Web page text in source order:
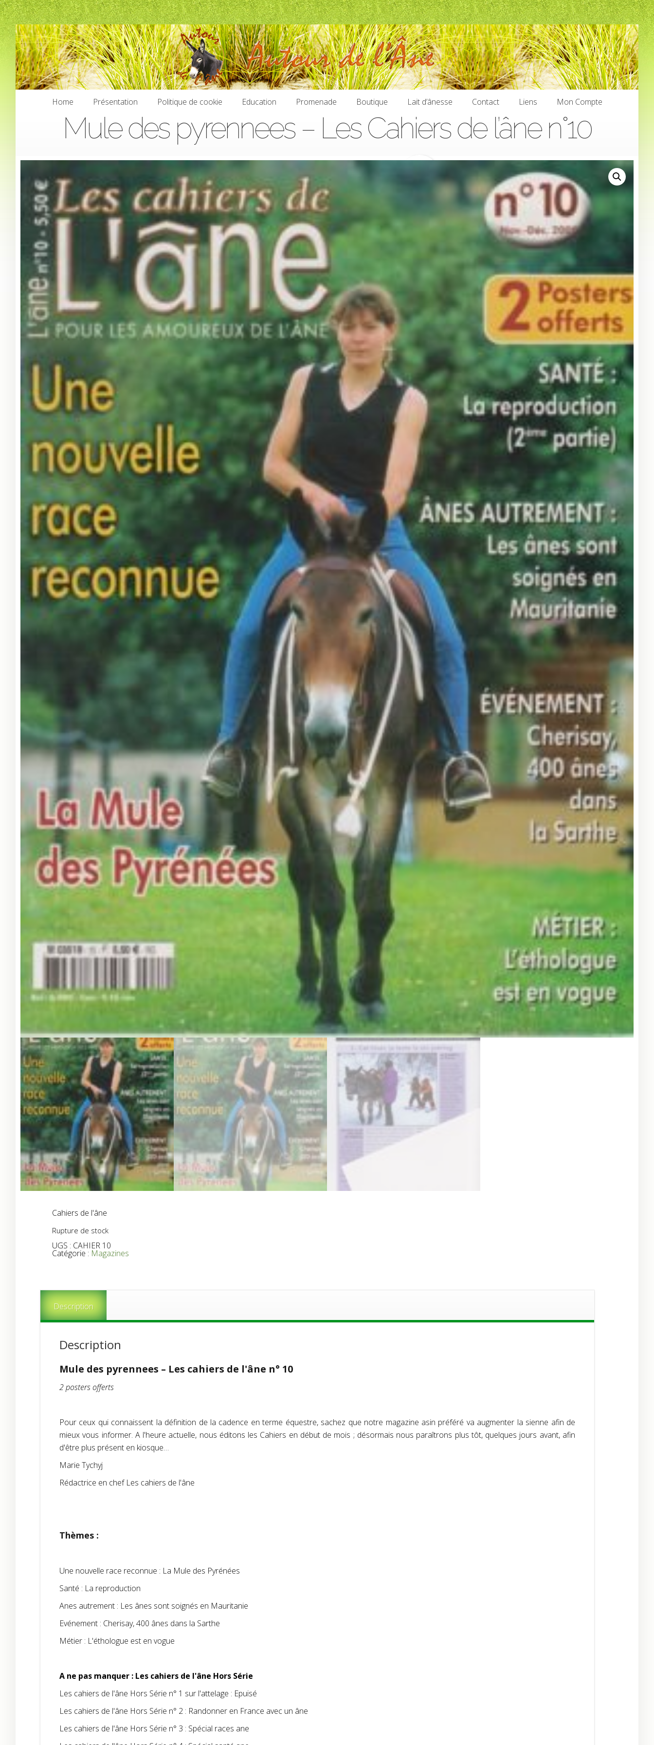
Home
Home
Présentation
Présentation
Politique de cookie
Politique de cookie
Education
Education
Promenade
Boutique
Boutique
Lait d’ânesse
Lait d’ânesse
Contact
Contact
Liens
Liens
Mon Compte
Mon Compte
Mule des pyrennees – Les Cahiers de l’âne n°10
5,70
Cahiers de l'âne
Rupture de stock
UGS : CAHIER 10
Catégorie : Magazines
Description
Description
Mule des pyrennees – Les cahiers de l'âne n° 10
2 posters offerts
Pour ceux qui connaissent la définition de la cadence en terme équestre, sachez que notre magazine asin préféré va augmenter la sienne afin de
mieux vous informer. A l'heure actuelle, nous éditons les Cahiers en début de mois ; désormais nous paraîtrons plus tôt, quelques jours avant, afin
d'être plus présent en kiosque…
Marie Tychyj
Rédactrice en chef Les cahiers de l'âne
Thèmes :
Une nouvelle race reconnue : La Mule des Pyrénées
Santé : La reproduction
Anes autrement : Les ânes sont soignés en Mauritanie
Evénement : Cherisay, 400 ânes dans la Sarthe
Métier : L'éthologue est en vogue
A ne pas manquer : Les cahiers de l'âne Hors Série
Les cahiers de l'âne Hors Série n° 1 sur l'attelage : Epuisé
Les cahiers de l'âne Hors Série n° 2 : Randonner en France avec un âne
Les cahiers de l'âne Hors Série n° 3 : Spécial races ane